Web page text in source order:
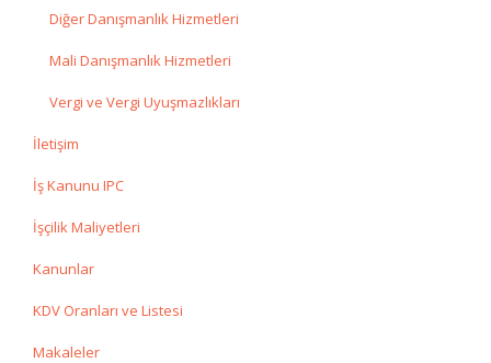
Diğer Danışmanlık Hizmetleri
Mali Danışmanlık Hizmetleri
Vergi ve Vergi Uyuşmazlıkları
İletişim
İş Kanunu IPC
İşçilik Maliyetleri
Kanunlar
KDV Oranları ve Listesi
Makaleler